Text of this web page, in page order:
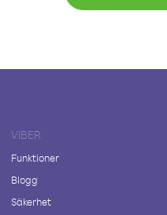
VIBER
Funktioner
Blogg
Säkerhet